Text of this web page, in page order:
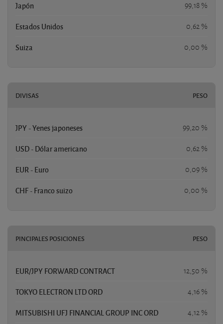
Japón 99,18 %
Estados Unidos 0,62 %
Suiza 0,00 %
DIVISAS PESO
JPY - Yenes japoneses 99,20 %
USD - Dólar americano 0,62 %
EUR - Euro 0,09 %
CHF - Franco suizo 0,00 %
PINCIPALES POSICIONES PESO
EUR/JPY FORWARD CONTRACT 12,50 %
TOKYO ELECTRON LTD ORD 4,16 %
MITSUBISHI UFJ FINANCIAL GROUP INC ORD 4,12 %